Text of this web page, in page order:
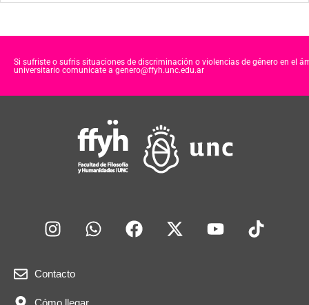
Si sufriste o sufris situaciones de discriminación o violencias de género en el
universitario comunicate a genero@ffyh.unc.edu.ar
Contacto